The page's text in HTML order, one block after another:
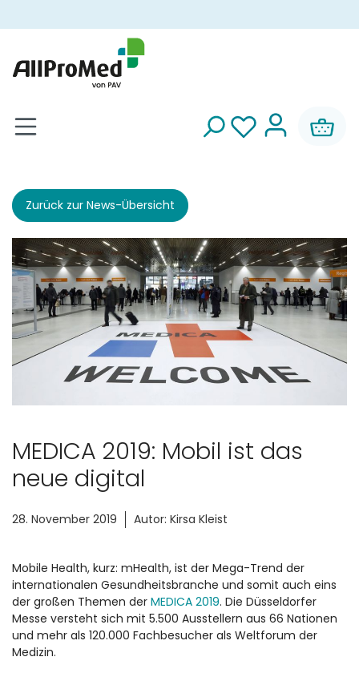
Zurück zur News-Übersicht
MEDICA 2019: Mobil ist das
neue digital
28. November 2019 Autor: Kirsa Kleist
Mobile Health, kurz: mHealth, ist der Mega-Trend der
internationalen Gesundheitsbranche und somit auch eins
der großen Themen der MEDICA 2019. Die Düsseldorfer
Messe versteht sich mit 5.500 Ausstellern aus 66 Nationen
und mehr als 120.000 Fachbesucher als Weltforum der
Medizin.